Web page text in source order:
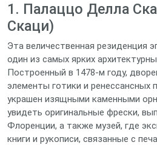
1. Палаццо Делла
Скаци)
Эта величественная резиденция
один из самых ярких
Построенный в 1478‑м году,
элементы готики и ренессансных
украшен изящными каменными
увидеть оригинальные фрески,
Флоренции, а также музей, где
книги и рукописи, связанные с